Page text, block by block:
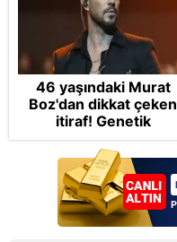
46 yaşındaki Murat
Boz'dan dikkat çeken
itiraf! Genetik
korkusunu açıkladı